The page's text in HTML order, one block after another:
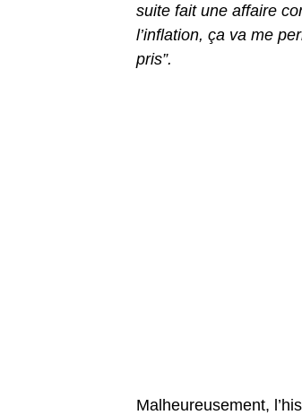
suite fait une affaire
l’inflation, ça va me
pris”.
Malheureusement,